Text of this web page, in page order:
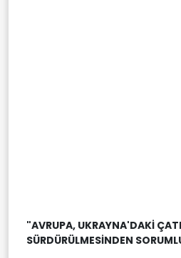
"AVRUPA, UKRAYNA'DAKİ
SÜRDÜRÜLMESİNDEN